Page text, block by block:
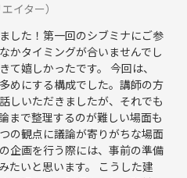
エイター）
した！第一回のシブミナにご参
かタイミングが合いませんでし
て嬉しかったです。 今回は、
めにする構成でした。講師の方
しいただきましたが、それでも
まで整理するのが難しい場面も
の観点に議論が寄りがちな場面
企画を行う際には、事前の準備
たいと思います。 こうした建